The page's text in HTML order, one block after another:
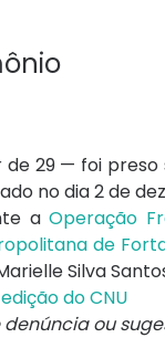
29 — foi preso
no dia 2 de
aOperação
de
Silva
do CNU
denúncia ou